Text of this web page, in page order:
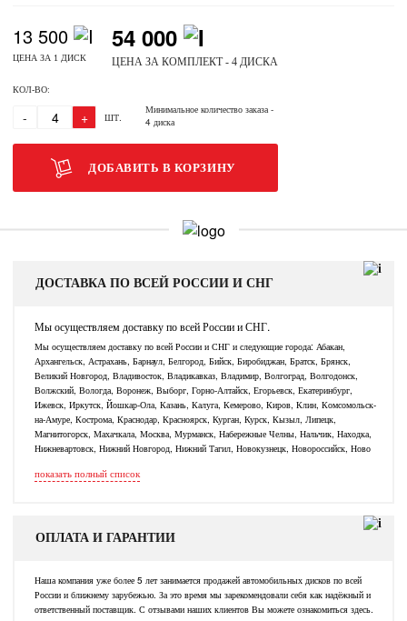
13 500
ЦЕНА ЗА 1 ДИСК
54 000
ЦЕНА ЗА КОМПЛЕКТ - 4 ДИСКА
КОЛ-ВО:
- + ШТ.
Минимальное количество заказа-
4 диска
ДОБАВИТЬ В КОРЗИНУ
ДОСТАВКА ПО ВСЕЙ РОССИИ И СНГ
Мы осуществляем доставку по всей России и СНГ.
Мы осуществляем доставку по всей России и СНГ и следующие города: Абакан,
Архангельск, Астрахань, Барнаул, Белгород, Бийск, Биробиджан, Братск, Брянск,
Великий Новгород, Владивосток, Владикавказ, Владимир, Волгоград, Волгодонск,
Волжский, Вологда, Воронеж, Выборг, Горно-Алтайск, Егорьевск, Екатеринбург,
Ижевск, Иркутск, Йошкар-Ола, Казань, Калуга, Кемерово, Киров, Клин, Комсомольск-
на-Амуре, Кострома, Краснодар, Красноярск, Курган, Курск, Кызыл, Липецк,
Магнитогорск, Махачкала, Москва, Мурманск, Набережные Челны, Нальчик, Находка,
Нижневартовск, Нижний Новгород, Нижний Тагил, Новокузнецк, Новороссийск, Ново
показать полный список
ОПЛАТА И ГАРАНТИИ
Наша компания уже более 5 лет занимается продажей автомобильных дисков по всей
России и ближнему зарубежью. За это время мы зарекомендовали себя как надёжный и
ответственный поставщик. С отзывами наших клиентов Вы можете ознакомиться здесь.